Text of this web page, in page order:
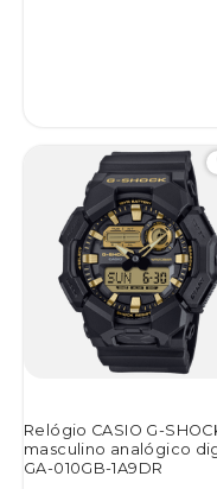
Relógio CASIO G-
masculino analógico
GA-010GB-1A9DR